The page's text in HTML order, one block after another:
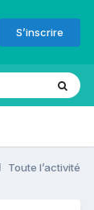
S’inscrire
Toute l’activité